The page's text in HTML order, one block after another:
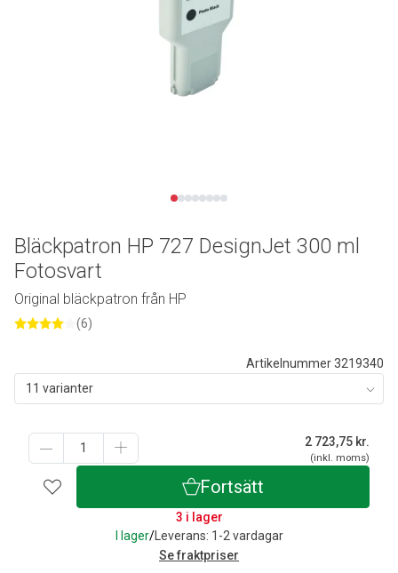
Artikelnummer 3219340
11 varianter
2 723,75 kr.
(inkl. moms)
Fortsätt
3 i lager
I lager/Leverans: 1-2 vardagar
Se fraktpriser
Bläckpatron HP 727 DesignJet 300 ml
Fotosvart
Original bläckpatron från HP
(6)